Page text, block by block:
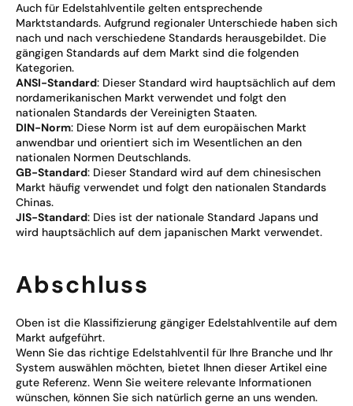
Auch für Edelstahlventile gelten entsprechende
Marktstandards. Aufgrund regionaler Unterschiede haben sich
nach und nach verschiedene Standards herausgebildet. Die
gängigen Standards auf dem Markt sind die folgenden
Kategorien.
ANSI-Standard: Dieser Standard wird hauptsächlich auf dem
nordamerikanischen Markt verwendet und folgt den
nationalen Standards der Vereinigten Staaten.
DIN-Norm: Diese Norm ist auf dem europäischen Markt
anwendbar und orientiert sich im Wesentlichen an den
nationalen Normen Deutschlands.
GB-Standard: Dieser Standard wird auf dem chinesischen
Markt häufig verwendet und folgt den nationalen Standards
Chinas.
JIS-Standard: Dies ist der nationale Standard Japans und
wird hauptsächlich auf dem japanischen Markt verwendet.
Abschluss
Oben ist die Klassifizierung gängiger Edelstahlventile auf dem
Markt aufgeführt.
Wenn Sie das richtige Edelstahlventil für Ihre Branche und Ihr
System auswählen möchten, bietet Ihnen dieser Artikel eine
gute Referenz. Wenn Sie weitere relevante Informationen
wünschen, können Sie sich natürlich gerne an uns wenden.